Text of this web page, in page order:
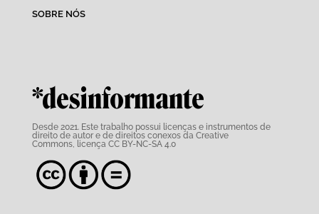
SOBRE NÓS
*desinformante
Desde 2021. Este trabalho possui licenças e instrumentos de
direito de autor e de direitos conexos da Creative
Commons,
licença CC BY-NC-SA 4.0